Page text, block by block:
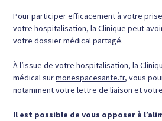
Pour participer efficacement à votre
votre hospitalisation, la Clinique peut
votre dossier médical partagé.
À l’issue de votre hospitalisation, la
médical surmonespacesante.fr, vous
notamment votre lettre de liaison et
Il est possible de vous opposer à